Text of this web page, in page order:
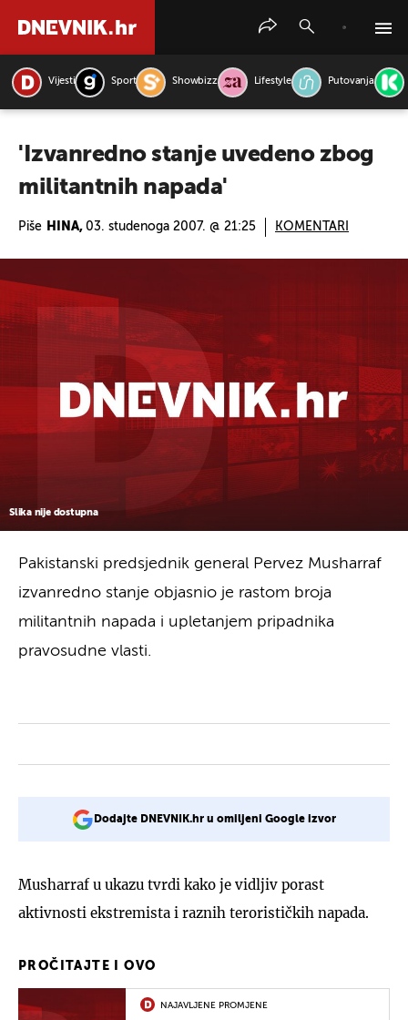
Vijesti Sport Showbizz Lifestyle Putovanja
'Izvanredno stanje uvedeno zbog
militantnih napada'
Piše HINA, 03. studenoga 2007. @ 21:25 KOMENTARI
Slika nije dostupna
Pakistanski predsjednik general Pervez Musharraf
izvanredno stanje objasnio je rastom broja
militantnih napada i upletanjem pripadnika
pravosudne vlasti.
Dodajte DNEVNIK.hr u omiljeni Google izvor
Musharraf u ukazu tvrdi kako je vidljiv porast
aktivnosti ekstremista i raznih terorističkih napada.
PROČITAJTE I OVO
NAJAVLJENE PROMJENE
PRETRAŽITE VIJESTI